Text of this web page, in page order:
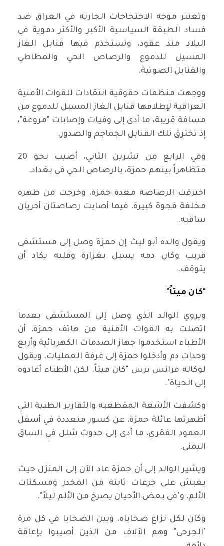
وتعتبر موجة الاحتجاجات الجارية في العراق ضد
فساد الطبقة السياسية الأكبر والأكثر دموية في
البلاد منذ عقود، وتستخدم فيها قنابل الغاز
المسيل للدموع والرصاص الحي والمطاطي
والقنابل الصوتية.
ووجهت منظمات حقوقية انتقادات للقوات الأمنية
العراقية لإطلاقها قنابل الغاز المسيل للدموع من
مسافة قريبة، ما أدى إلى وفيات وإصابات "مروعة"،
إذ تخترق تلك القنابل الجماجم والصدور.
وفي الرابع من تشرين الثاني، أصيب نحو 20
متظاهراً بينهم حمزة، بالرصاص الحي في بغداد.
اخترقت الرصاصة معدة حمزة، وخرجت من ظهره
مخلفة فجوة كبيرة، فيما أصابت رصاصتان أخريان
ساقيه.
ويقول والده أبو ليث إن حمزة وصل إلى مستشفى
قريب وكان دمه يسيل بغزارة وقلبه يكاد أن
يتوقف.
"كان ميتاً"
ويروي الوالد الذي وصل إلى المستشفى بعدما
اتصلت به القوات الأمنية من هاتف حمزة، أن
الأطباء استخدموا جهاز الصدمات الكهربائية وأربع
وحدات دم وأدخلوا حمزة إلى غرفة العمليات. ويقول
لوكالة فرانس برس "كان ميتاً. لكن الأطباء أعادوه
إلى الحياة".
وكشفت الأشعة المقطعية والتقارير الطبية التي
أظهرتها عائلة حمزة، عن كسور متعددة في أسفل
العمود الفقري، ما أدى إلى حدوث شلل في الساق
اليمنى.
ويشير الوالد إلى أن حمزة عاد الآن إلى المنزل حيث
يعيش على جرعات ثابتة من المخدر ومسكنات
الألم، و"في بعض الأحيان يصرخ من الألم ليلاً".
وكان لكل نزاع ضحاياه، وبين الضحايا في كل مرة
"الجرحى" وهم الآلاف من الذين أصيبوا بإعاقة